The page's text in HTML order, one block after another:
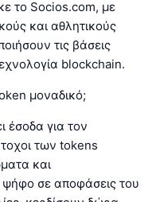
το Socios.com, με
και αθλητικούς
τις βάσεις
blockchain.
μοναδικό;
έσοδα για τον
των tokens
και
ψήφο σε αποφάσεις του